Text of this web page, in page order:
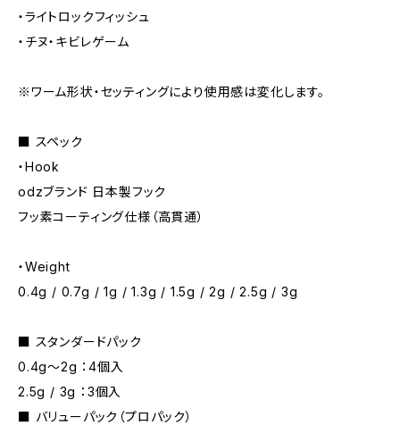
・ライトロックフィッシュ
・チヌ・キビレゲーム
※ワーム形状・セッティングにより使用感は変化します。
■ スペック
・Hook
odzブランド 日本製フック
フッ素コーティング仕様（高貫通）
・Weight
0.4g / 0.7g / 1g / 1.3g / 1.5g / 2g / 2.5g / 3g
■ スタンダードパック
0.4g〜2g ：4個入
2.5g / 3g ：3個入
■ バリューパック（プロパック）